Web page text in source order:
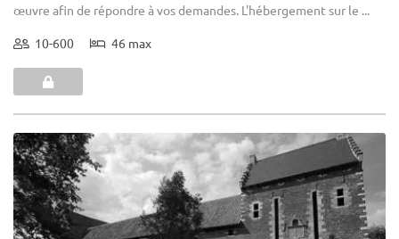
œuvre afin de répondre à vos demandes. L'hébergement sur le ...
10-600 46 max